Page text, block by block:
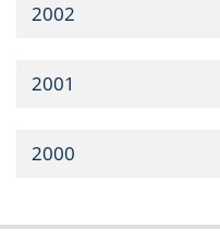
2002
2001
2000